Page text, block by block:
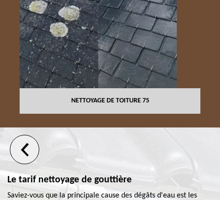
NETTOYAGE DE TOITURE 75
Le tarif nettoyage de gouttière
Saviez-vous que la principale cause des dégâts d'eau est les